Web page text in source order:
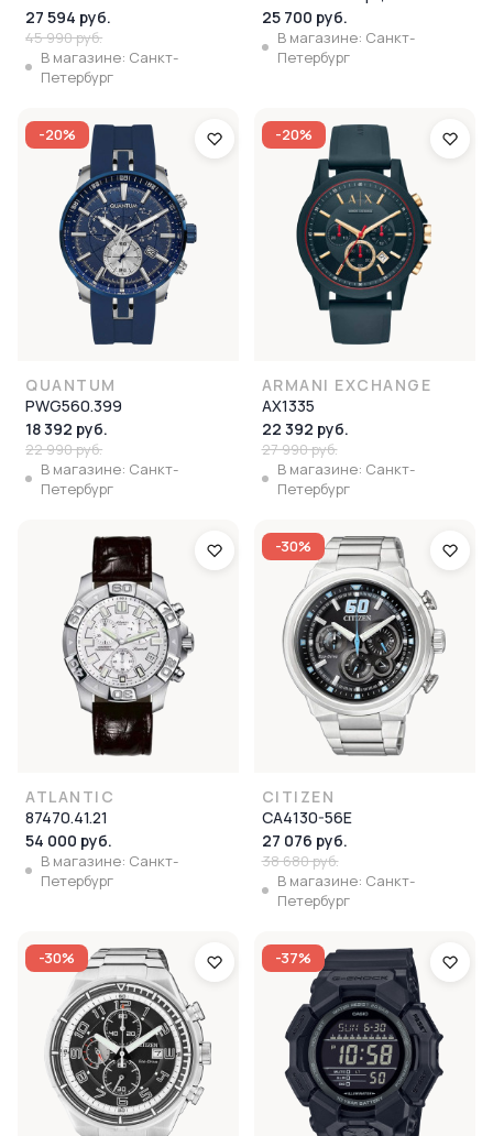
27 594 руб.
45 990 руб.
В магазине: Санкт-
Петербург
25 700 руб.
В магазине: Санкт-
Петербург
-20%
QUANTUM
PWG560.399
18 392 руб.
22 990 руб.
В магазине: Санкт-
Петербург
-20%
ARMANI EXCHANGE
AX1335
22 392 руб.
27 990 руб.
В магазине: Санкт-
Петербург
ATLANTIC
87470.41.21
54 000 руб.
В магазине: Санкт-
Петербург
-30%
CITIZEN
CA4130-56E
27 076 руб.
38 680 руб.
В магазине: Санкт-
Петербург
-30% -37%